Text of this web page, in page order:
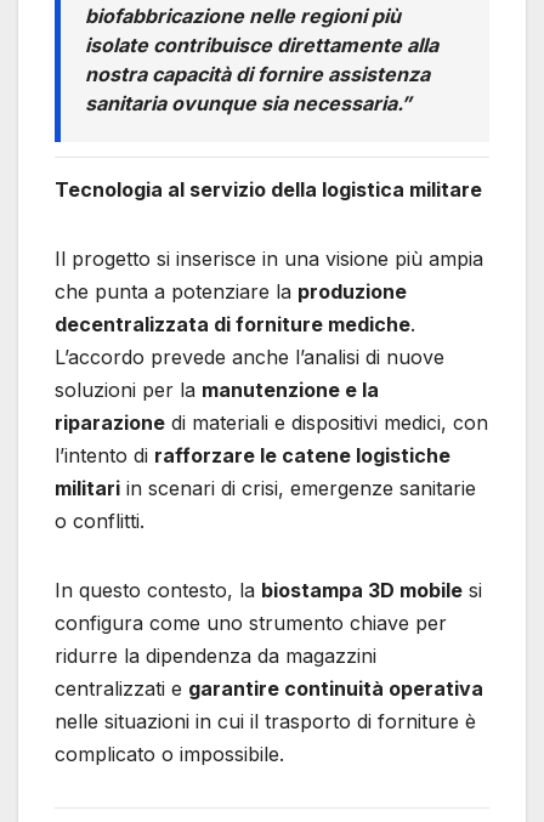
biofabbricazione nelle regioni più
isolate contribuisce direttamente alla
nostra capacità di fornire assistenza
sanitaria ovunque sia necessaria.”
Tecnologia al servizio della logistica militare
Il progetto si inserisce in una visione più ampia
che punta a potenziare la produzione
decentralizzata di forniture mediche.
L’accordo prevede anche l’analisi di nuove
soluzioni per la manutenzione e la
riparazione di materiali e dispositivi medici, con
l’intento di rafforzare le catene logistiche
militari in scenari di crisi, emergenze sanitarie
o conflitti.
In questo contesto, la biostampa 3D mobile si
configura come uno strumento chiave per
ridurre la dipendenza da magazzini
centralizzati e garantire continuità operativa
nelle situazioni in cui il trasporto di forniture è
complicato o impossibile.